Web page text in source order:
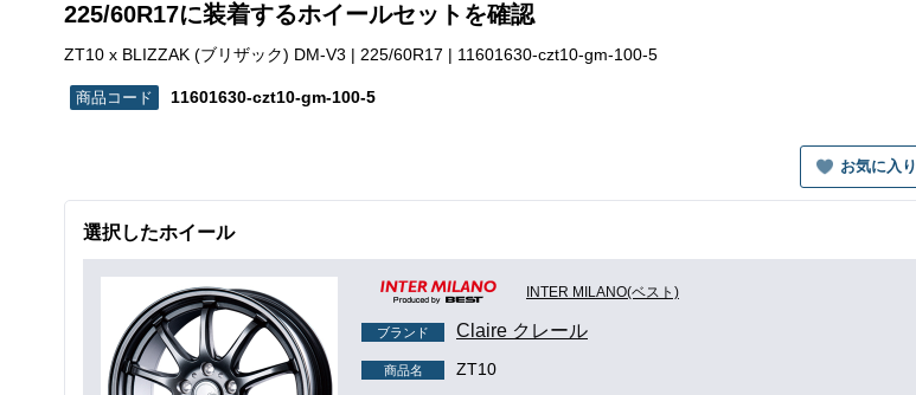
225/60R17に装着するホイールセットを確認
ZT10 x BLIZZAK (ブリザック) DM-V3 | 225/60R17 | 11601630-czt10-gm-100-5
11601630-czt10-gm-100-5
お気に入
選択したホイール
INTER MILANO(ベスト)
ブランド Claire クレール
商品名 ZT10